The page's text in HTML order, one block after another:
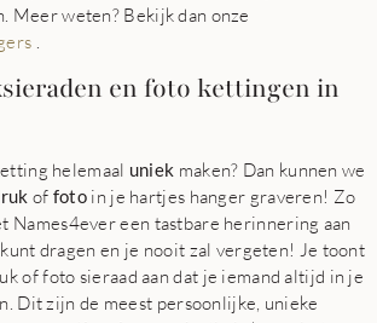
Meer weten? Bekijk dan onze
en foto kettingen in
helemaal uniek maken? Dan kunnen we
of foto in je hartjes hanger graveren! Zo
Names4ever een tastbare herinnering aan
dragen en je nooit zal vergeten! Je toont
of foto sieraad aan dat je iemand altijd in je
Dit zijn de meest persoonlijke, unieke